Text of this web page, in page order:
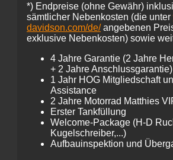
*) Endpreise (ohne Gewähr)
sämtlicher Nebenkosten (die unter
davidson.com/de/angebenen
exklusive Nebenkosten) sowie
4 Jahre Garantie (2 Jahre
+ 2 Jahre Anschlussgarantie)
1 Jahr HOG Mitgliedschaft
Assistance
2 Jahre Motorrad Matthies
Erster Tankfüllung
Welcome-Package (H-D
Kugelschreiber,...)
Aufbauinspektion und